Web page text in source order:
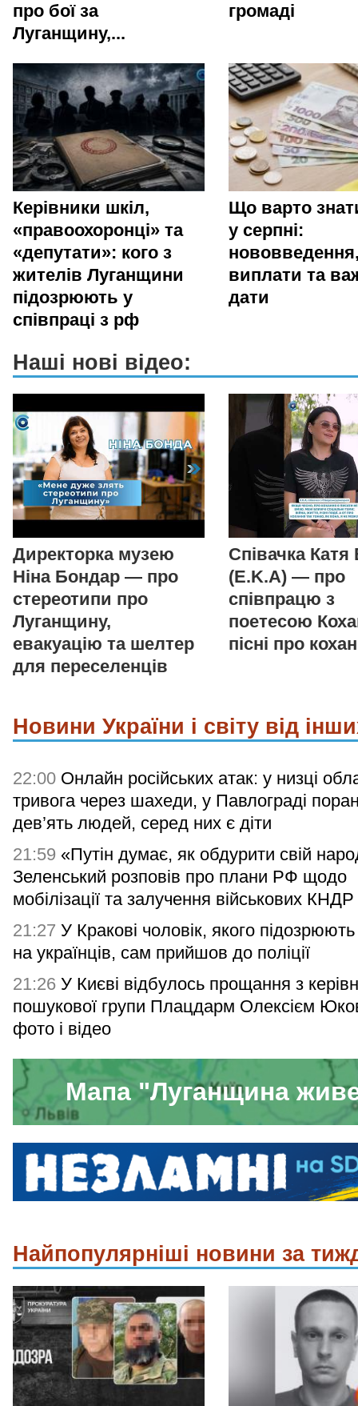
про бої за
Луганщину,...
громаді
Керівники шкіл,
«правоохоронці» та
«депутати»: кого з
жителів Луганщини
підозрюють у
співпраці з рф
Що варто
у серпні:
виплати та
дати
Наші нові відео:
Директорка музею
Ніна Бондар — про
стереотипи про
Луганщину,
евакуацію та шелтер
для переселенців
Співачка Катя
(E.K.A) — про
співпрацю з
поетесою
пісні про
Новини України і світу від
22:00 Онлайн російських атак: у низці
тривога через шахеди, у Павлограді
дев’ять людей, серед них є діти
21:59 «Путін думає, як обдурити свій
Зеленський розповів про плани РФ щодо
мобілізації та залучення військових КНДР
21:27 У Кракові чоловік, якого
на українців, сам прийшов до поліції
21:26 У Києві відбулось прощання з
пошукової групи Плацдарм Олексієм
фото і відео
Мапа "Луганщина
Найпопулярніші новини за